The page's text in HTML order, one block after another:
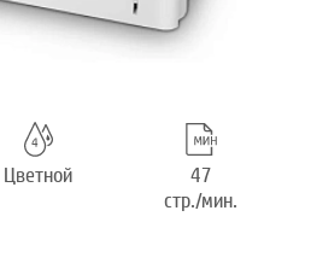
Цветной
47
стр./мин.